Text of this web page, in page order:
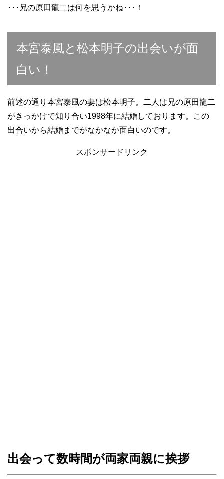
･･･兄の原田龍二は何を思うかね･･･！
本宮泰風と松本明子の出会いが面
白い！
前述の通り本宮泰風の妻は松本明子。二人は兄の原田龍二
がきっかけで知り合い1998年に結婚しております。この
出合いから結婚までがなかなか面白いのです。
スポンサードリンク
出会って数時間が両家両親に挨拶